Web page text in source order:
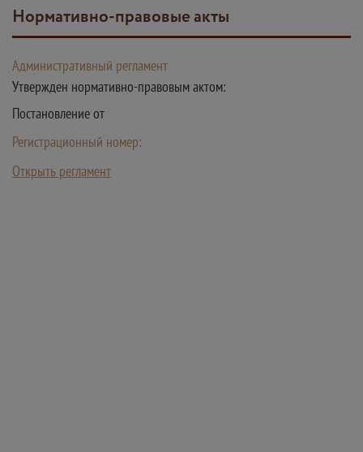
Нормативно-правовые акты
Административный регламент
Утвержден нормативно-правовым актом:
Постановление от
Регистрационный номер:
Открыть регламент